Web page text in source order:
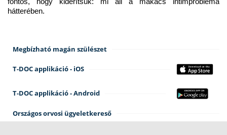
hátterében.
Megbízható magán szülészet
T-DOC applikáció - iOS
T-DOC applikáció - Android
Országos orvosi ügyeletkereső